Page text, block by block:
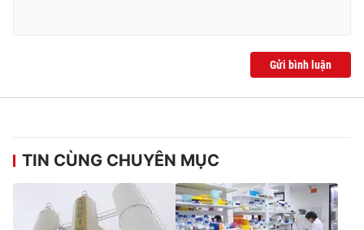
Gửi bình luận
TIN CÙNG CHUYÊN MỤC